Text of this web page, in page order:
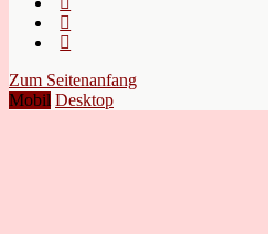
Zum Seitenanfang
Mobil Desktop